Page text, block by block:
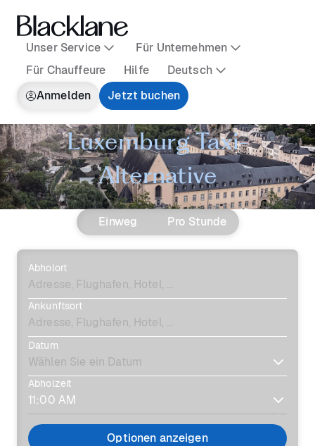
Unser Service
Für Unternehmen
Für Chauffeure
Hilfe
Deutsch
Anmelden
Jetzt buchen
Luxemburg Taxi-
Alternative
Einweg Pro Stunde
Abholort
Ankunftsort
Datum
Abholzeit
Optionen anzeigen